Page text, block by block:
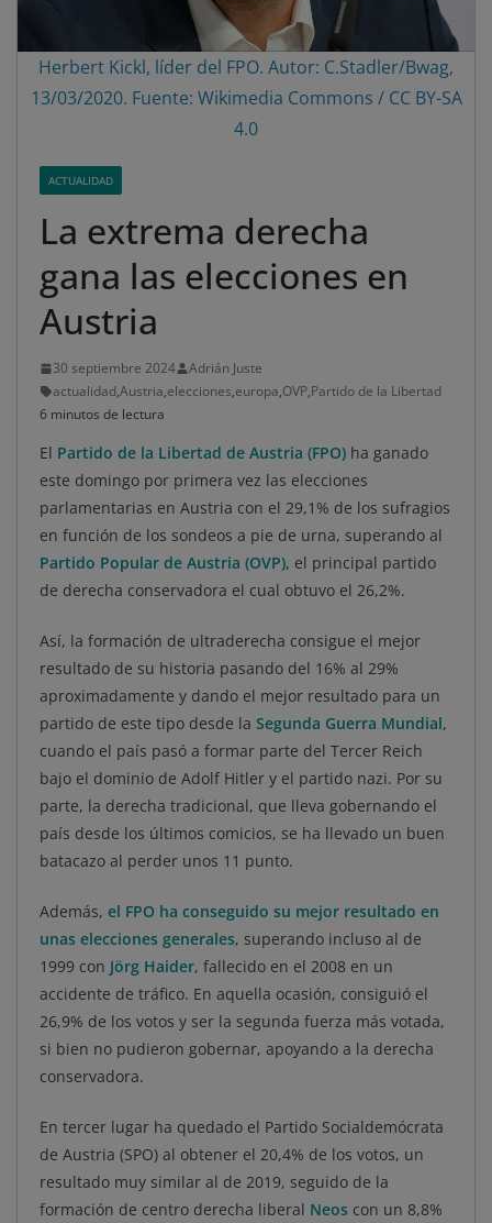
Herbert Kickl, líder del FPO. Autor: C.Stadler/Bwag,
13/03/2020. Fuente: Wikimedia Commons / CC BY-SA
4.0
ACTUALIDAD
La extrema derecha
gana las elecciones en
Austria
30 septiembre 2024
Adrián Juste
actualidad,Austria,elecciones,europa,OVP,Partido de la Libertad
6 minutos de lectura
El Partido de la Libertad de Austria (FPO) ha ganado
este domingo por primera vez las elecciones
parlamentarias en Austria con el 29,1% de los sufragios
en función de los sondeos a pie de urna, superando al
Partido Popular de Austria (OVP), el principal partido
de derecha conservadora el cual obtuvo el 26,2%.
Así, la formación de ultraderecha consigue el mejor
resultado de su historia pasando del 16% al 29%
aproximadamente y dando el mejor resultado para un
partido de este tipo desde la Segunda Guerra Mundial,
cuando el país pasó a formar parte del Tercer Reich
bajo el dominio de Adolf Hitler y el partido nazi. Por su
parte, la derecha tradicional, que lleva gobernando el
país desde los últimos comicios, se ha llevado un buen
batacazo al perder unos 11 punto.
Además, el FPO ha conseguido su mejor resultado en
unas elecciones generales, superando incluso al de
1999 con Jörg Haider, fallecido en el 2008 en un
accidente de tráfico. En aquella ocasión, consiguió el
26,9% de los votos y ser la segunda fuerza más votada,
si bien no pudieron gobernar, apoyando a la derecha
conservadora.
En tercer lugar ha quedado el Partido Socialdemócrata
de Austria (SPO) al obtener el 20,4% de los votos, un
resultado muy similar al de 2019, seguido de la
formación de centro derecha liberal Neos con un 8,8%